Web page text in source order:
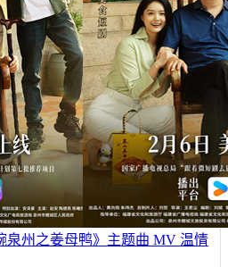
泉州之姜母鸭》主题曲 MV 温情